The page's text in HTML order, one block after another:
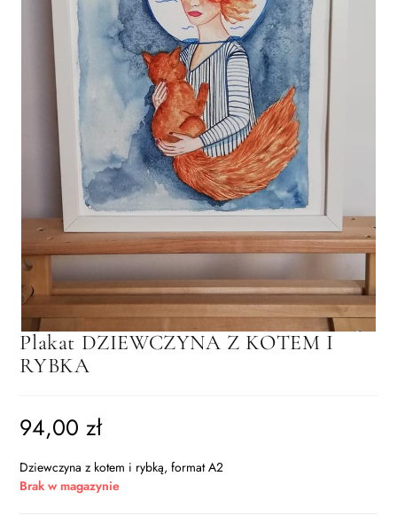
Plakat DZIEWCZYNA Z KOTEM I
RYBKA
94,00zł
Dziewczyna z kotem i rybką, format A2
Brak w magazynie